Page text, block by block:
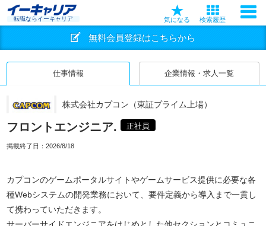
転職ならイーキャリア 気になる 検索履歴
無料会員登録はこちらから
仕事情報 企業情報・求人一覧
株式会社カプコン（東証プライム上場）
フロントエンジニア. 正社員
掲載終了日： 2026/8/18
カプコンのゲームポータルサイトやゲームサービス提供に必要な各
種Webシステムの開発業務において、要件定義から導入まで一貫し
て携わっていただきます。